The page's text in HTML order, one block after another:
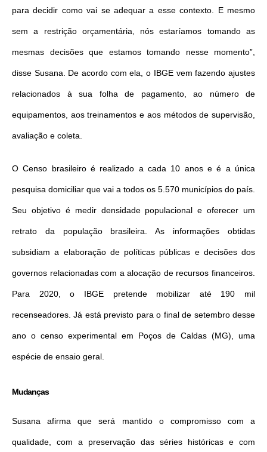
para decidir como vai se adequar a esse contexto. E mesmo
sem a restrição orçamentária, nós estaríamos tomando as
mesmas decisões que estamos tomando nesse momento”,
disse Susana. De acordo com ela, o IBGE vem fazendo ajustes
relacionados à sua folha de pagamento, ao número de
equipamentos, aos treinamentos e aos métodos de supervisão,
avaliação e coleta.
O Censo brasileiro é realizado a cada 10 anos e é a única
pesquisa domiciliar que vai a todos os 5.570 municípios do país.
Seu objetivo é medir densidade populacional e oferecer um
retrato da população brasileira. As informações obtidas
subsidiam a elaboração de políticas públicas e decisões dos
governos relacionadas com a alocação de recursos financeiros.
Para 2020, o IBGE pretende mobilizar até 190 mil
recenseadores. Já está previsto para o final de setembro desse
ano o censo experimental em Poços de Caldas (MG), uma
espécie de ensaio geral.
Mudanças
Susana afirma que será mantido o compromisso com a
qualidade, com a preservação das séries históricas e com